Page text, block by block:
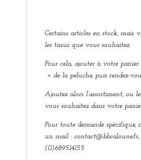
Certains articles en stock, mais
les tissus que vous souhaitez.
Pour cela, ajouter à votre
» de la peluche, puis rendez-
Ajoutez alors l’assortiment, ou
vous souhaitez dans votre
Pour toute demande spécifique,
un mail : contact@bbcaloune.fr,
(0)689514155